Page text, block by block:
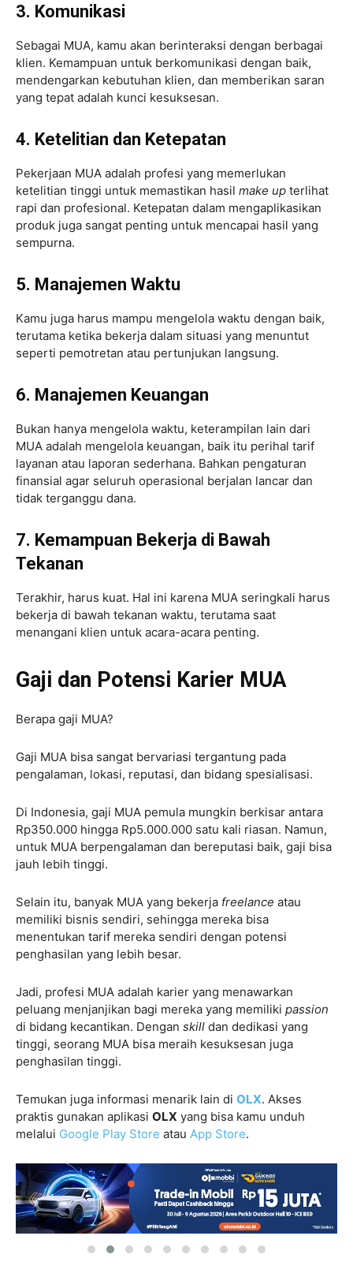
3. Komunikasi
Sebagai MUA, kamu akan berinteraksi dengan berbagai
klien. Kemampuan untuk berkomunikasi dengan baik,
mendengarkan kebutuhan klien, dan memberikan saran
yang tepat adalah kunci kesuksesan.
4. Ketelitian dan Ketepatan
Pekerjaan MUA adalah profesi yang memerlukan
ketelitian tinggi untuk memastikan hasil make up terlihat
rapi dan profesional. Ketepatan dalam mengaplikasikan
produk juga sangat penting untuk mencapai hasil yang
sempurna.
5. Manajemen Waktu
Kamu juga harus mampu mengelola waktu dengan baik,
terutama ketika bekerja dalam situasi yang menuntut
seperti pemotretan atau pertunjukan langsung.
6. Manajemen Keuangan
Bukan hanya mengelola waktu, keterampilan lain dari
MUA adalah mengelola keuangan, baik itu perihal tarif
layanan atau laporan sederhana. Bahkan pengaturan
finansial agar seluruh operasional berjalan lancar dan
tidak terganggu dana.
7. Kemampuan Bekerja di Bawah
Tekanan
Terakhir, harus kuat. Hal ini karena MUA seringkali harus
bekerja di bawah tekanan waktu, terutama saat
menangani klien untuk acara-acara penting.
Gaji dan Potensi Karier MUA
Berapa gaji MUA?
Gaji MUA bisa sangat bervariasi tergantung pada
pengalaman, lokasi, reputasi, dan bidang spesialisasi.
Di Indonesia, gaji MUA pemula mungkin berkisar antara
Rp350.000 hingga Rp5.000.000 satu kali riasan. Namun,
untuk MUA berpengalaman dan bereputasi baik, gaji bisa
jauh lebih tinggi.
Selain itu, banyak MUA yang bekerja freelance atau
memiliki bisnis sendiri, sehingga mereka bisa
menentukan tarif mereka sendiri dengan potensi
penghasilan yang lebih besar.
Jadi, profesi MUA adalah karier yang menawarkan
peluang menjanjikan bagi mereka yang memiliki passion
di bidang kecantikan. Dengan skill dan dedikasi yang
tinggi, seorang MUA bisa meraih kesuksesan juga
penghasilan tinggi.
Temukan juga informasi menarik lain di OLX. Akses
praktis gunakan aplikasi OLX yang bisa kamu unduh
melalui Google Play Store atau App Store.